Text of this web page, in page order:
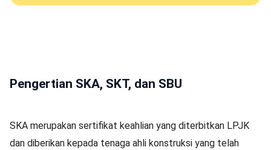
Pengertian SKA, SKT, dan SBU
SKA merupakan sertifikat keahlian yang diterbitkan LPJK
dan diberikan kepada tenaga ahli konstruksi yang telah